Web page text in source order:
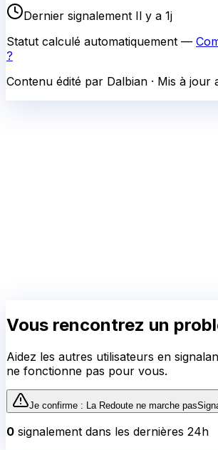
Dernier signalement Il y a 1j
Statut calculé automatiquement —
?
Contenu édité par Dalbian · Mis à jour
Vous rencontrez un
Aidez les autres utilisateurs en
ne fonctionne pas pour vous.
Je confirme : La Redoute ne marche pas
0 signalement dans les dernières 24h